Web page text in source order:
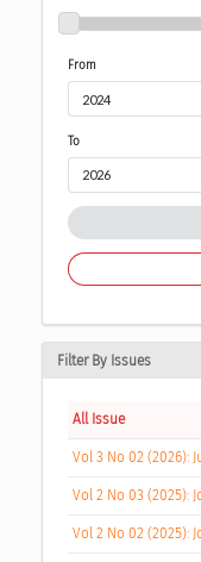
From
To
Filter By Issues
All Issue
Vol 3 No 02 (2026):
Vol 2 No 03 (2025):
Vol 2 No 02 (2025):